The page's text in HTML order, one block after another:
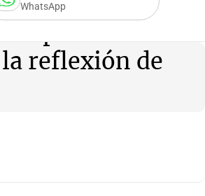
WhatsApp
reflexión de